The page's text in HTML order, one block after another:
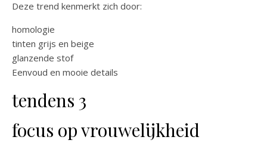
Deze trend kenmerkt zich door:
homologie
tinten grijs en beige
glanzende stof
Eenvoud en mooie details
tendens 3
focus op vrouwelijkheid